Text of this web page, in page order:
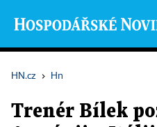
HN.cz › Hn
Trenér Bílek